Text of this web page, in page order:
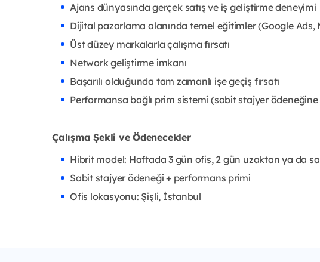
Ajans dünyasında gerçek satış ve iş geliştirme deneyimi
Dijital pazarlama alanında temel eğitimler (Google Ads,
Üst düzey markalarla çalışma fırsatı
Network geliştirme imkanı
Başarılı olduğunda tam zamanlı işe geçiş fırsatı
Performansa bağlı prim sistemi (sabit stajyer ödeneğine
Çalışma Şekli ve Ödenecekler
Hibrit model: Haftada 3 gün ofis, 2 gün uzaktan ya da
Sabit stajyer ödeneği + performans primi
Ofis lokasyonu: Şişli, İstanbul